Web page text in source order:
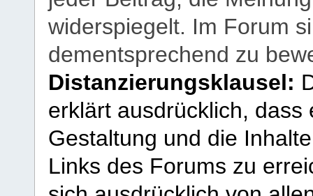
widerspiegelt. Im Forum
dementsprechend zu
Distanzierungsklausel:
erklärt ausdrücklich,
Gestaltung und die
Links des Forums zu